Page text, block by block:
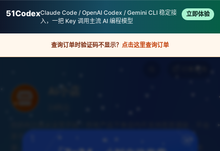
51CodexClaude Code / OpenAI Codex / Gemini CLI 稳定接
入，一把 Key 调用主流 AI 编程模型
立即体验
查询订单时验证码不显示？ 点击这里查询订单